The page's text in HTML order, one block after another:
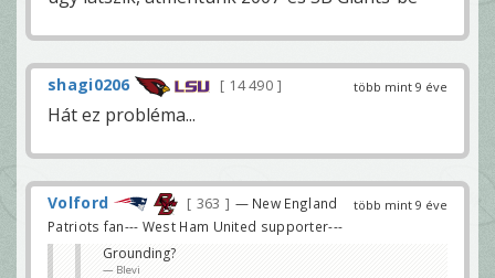
több mint 9 éve
shagi0206 14 490
Hát ez probléma...
több mint 9 éve
Volford 363
— New England
Patriots fan--- West Ham United supporter---
Grounding?
Blevi